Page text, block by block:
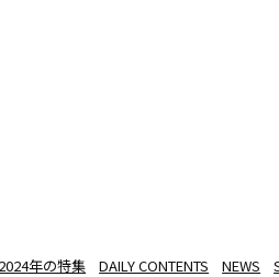
2024年の特集 DAILY CONTENTS NEWS